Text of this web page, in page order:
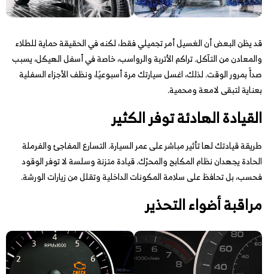
قد يظن البعض أن الغسيل أمر تجميلي فقط، لكنه في الحقيقة حماية للطلاء
والمعادن من التآكل. تراكم الأتربة والرواسب، خاصة في أسفل الهيكل، يسبب
صدأً بمرور الوقت. لذلك، اغسل سيارتك مرة أسبوعيًا، ونظف الأجزاء السفلية
بعناية لتبقى لامعة ومحمية.
القيادة الهادئة توفر الكثير
طريقة قيادتك لها تأثير مباشر على عمر السيارة. التسارع المفاجئ والفرملة
الحادة يجهدان نظام المكابح والمحرّك. قيادة متزنة وسلسة لا توفر الوقود
فحسب، بل تحافظ على سلامة المكونات الداخلية وتقلل من زيارات الورشة.
مراقبة أضواء التحذير